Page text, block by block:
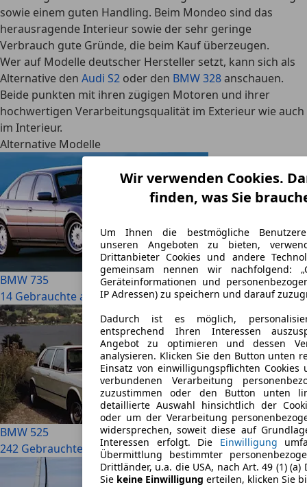
sowie einem guten Handling. Beim Mondeo sind das
herausragende Interieur sowie der sehr geringe
Verbrauch gute Gründe, die beim Kauf überzeugen.
Wer auf Modelle deutscher Hersteller setzt, kann sich als
Alternative den Audi S2 oder den BMW 328anschauen.
Beide punkten mit ihren zügigen Motoren und ihrer
hochwertigen Verarbeitungsqualität im Exterieur wie auch
im Interieur.
Alternative Modelle
BMW 735
14 Gebrauchte ab € 2.450
BMW 525
242 Gebrauchte ab € 999
Wir verwenden Cookies.
finden, was Sie
Um Ihnen die bestmögliche
unseren Angeboten zu bieten,
Drittanbieter Cookies und andere
gemeinsam nennen wir nachfolgend:
Geräteinformationen und
IP Adressen) zu speichern und darauf
Dadurch ist es möglich,
entsprechend Ihren Interessen
Angebot zu optimieren und dessen
analysieren. Klicken Sie den Button unten
Einsatz von einwilligungspflichten
verbundenen Verarbeitung
zuzustimmen oder den Button unten
detaillierte Auswahl hinsichtlich der
oder um der Verarbeitung
widersprechen, soweit diese auf
Interessen erfolgt. Die Einwilligung
Übermittlung bestimmter
Drittländer, u.a. die USA, nach Art. 49 (1) (a)
Sie keine Einwilligung erteilen, klicken Sie